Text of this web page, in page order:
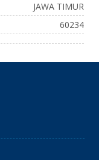
JAWA TIMUR
60234